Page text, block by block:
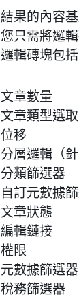
結果的內容
您只需將邏
邏輯磚塊包括
文章數量
文章類型選
位移
分層邏輯（針
分類篩選器
自訂元數據
文章狀態
編輯鏈接
權限
元數據篩選器
稅務篩選器